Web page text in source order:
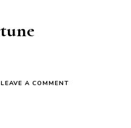
LEAVE A COMMENT